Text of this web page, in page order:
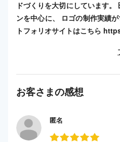
ドづくりを大切にしています
ンを中心に、 ロゴの制作実績
トフォリオサイトはこちら
お客さまの感想
匿名